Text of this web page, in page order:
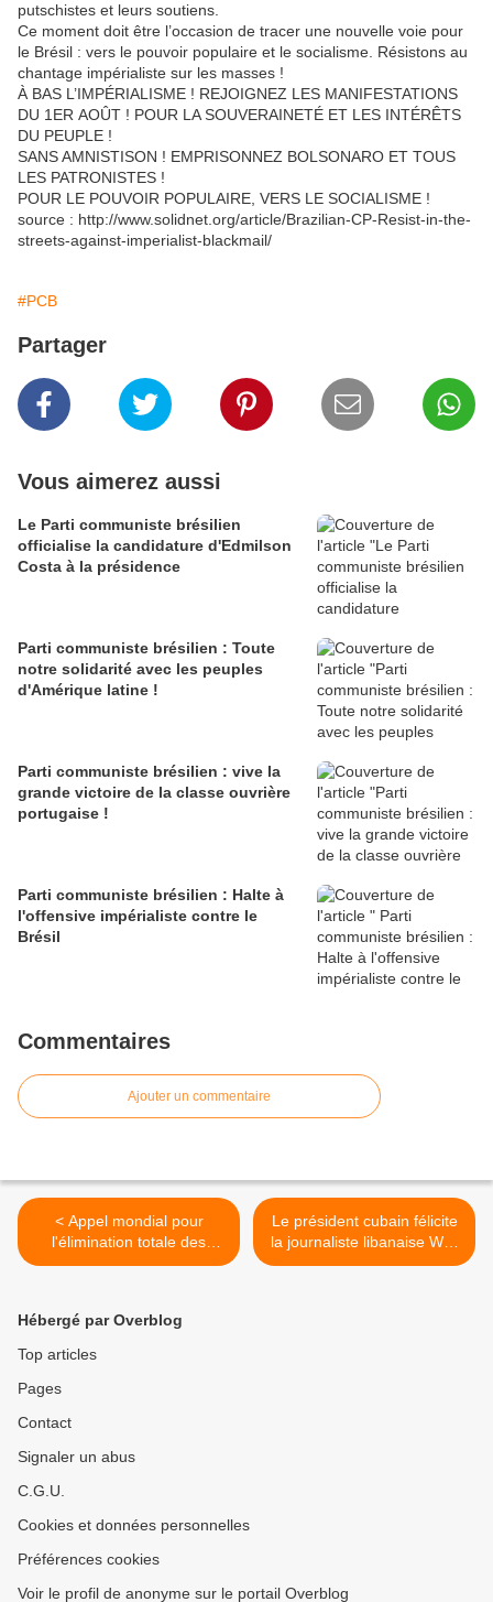
putschistes et leurs soutiens.
Ce moment doit être l’occasion de tracer une nouvelle voie pour
le Brésil : vers le pouvoir populaire et le socialisme. Résistons au
chantage impérialiste sur les masses !
À BAS L’IMPÉRIALISME ! REJOIGNEZ LES MANIFESTATIONS
DU 1ER AOÛT ! POUR LA SOUVERAINETÉ ET LES INTÉRÊTS
DU PEUPLE !
SANS AMNISTISON ! EMPRISONNEZ BOLSONARO ET TOUS
LES PATRONISTES !
POUR LE POUVOIR POPULAIRE, VERS LE SOCIALISME !
source : http://www.solidnet.org/article/Brazilian-CP-Resist-in-the-
streets-against-imperialist-blackmail/
#PCB
Partager
Vous aimerez aussi
Le Parti communiste brésilien
officialise la candidature d'Edmilson
Costa à la présidence
Parti communiste brésilien : Toute
notre solidarité avec les peuples
d'Amérique latine !
Parti communiste brésilien : vive la
grande victoire de la classe ouvrière
portugaise !
Parti communiste brésilien : Halte à
l'offensive impérialiste contre le
Brésil
Commentaires
Ajouter un commentaire
< Appel mondial pour
l'élimination totale des
armes nucléaires
Le président cubain félicite
la journaliste libanaise Wafi
Ibrahim >
Hébergé par Overblog
Top articles
Pages
Contact
Signaler un abus
C.G.U.
Cookies et données personnelles
Préférences cookies
Voir le profil de anonyme sur le portail Overblog